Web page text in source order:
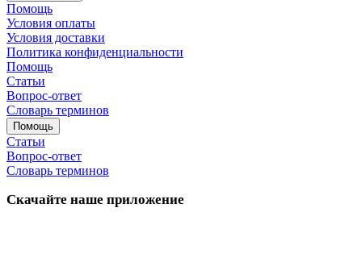
Помощь
Условия оплаты
Условия доставки
Политика конфиденциальности
Помощь
Статьи
Вопрос-ответ
Словарь терминов
Помощь
Статьи
Вопрос-ответ
Словарь терминов
Скачайте наше приложение